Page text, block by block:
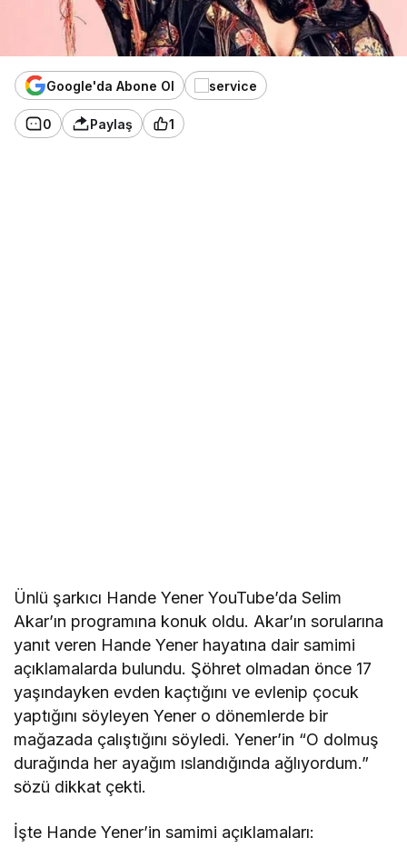
Google'da Abone Ol
0 Paylaş 1
Ünlü şarkıcı Hande Yener YouTube’da Selim
Akar’ın programına konuk oldu. Akar’ın sorularına
yanıt veren Hande Yener hayatına dair samimi
açıklamalarda bulundu. Şöhret olmadan önce 17
yaşındayken evden kaçtığını ve evlenip çocuk
yaptığını söyleyen Yener o dönemlerde bir
mağazada çalıştığını söyledi. Yener’in “O dolmuş
durağında her ayağım ıslandığında ağlıyordum.”
sözü dikkat çekti.
İşte Hande Yener’in samimi açıklamaları: